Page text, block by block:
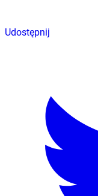
Udostępnij